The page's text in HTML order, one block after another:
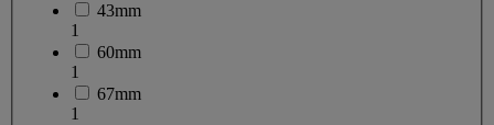
43mm
1
60mm
1
67mm
1